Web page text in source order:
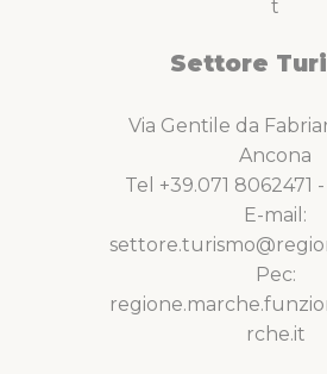
t
Settore
Via Gentile da
Ancona
Tel +39.071 8062471 -
E-mail:
Pec:
rche.it